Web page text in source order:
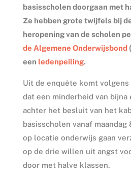
basisscholen doorgaan met
Ze hebben grote twijfels bij
heropening van de scholen
de Algemene Onderwijsbond
een ledenpeiling.
Uit de enquête komt volgens
dat een minderheid van bijna
achter het besluit van het
basisscholen vanaf
op locatie onderwijs gaan
op de drie willen uit angst
door met halve klassen.